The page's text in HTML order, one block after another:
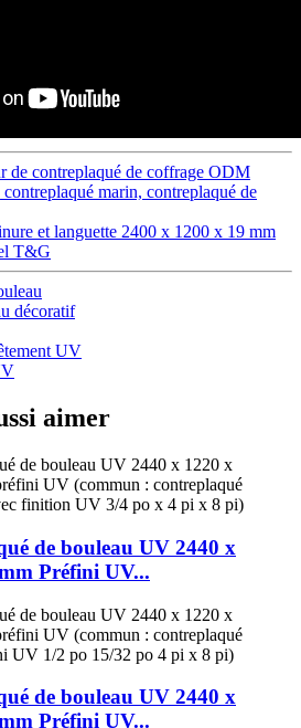
de contreplaqué de coffrage ODM
marin, contreplaqué de
et languette 2400 x 1200 x 19 mm
T&G
décoratif
UV
aimer
de bouleau UV 2440 x
Préfini UV...
de bouleau UV 2440 x
Préfini UV...